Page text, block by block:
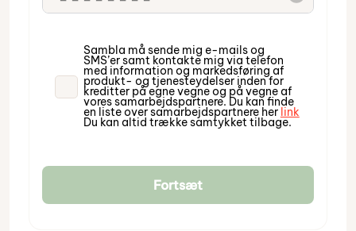
Sambla må sende mig e-mails og
SMS’er samt kontakte mig via telefon
med information og markedsføring af
produkt- og tjenesteydelser inden for
kreditter på egne vegne og på vegne af
vores samarbejdspartnere. Du kan finde
en liste over samarbejdspartnere her link
Du kan altid trække samtykket tilbage.
Fortsæt